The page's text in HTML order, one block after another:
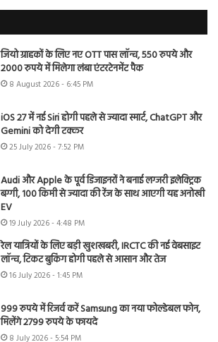
जियो ग्राहकों के लिए नए OTT पास लॉन्च, 550 रुपये और
2000 रुपये में मिलेगा लंबा एंटरटेनमेंट पैक
8 August 2026 - 6:45 PM
iOS 27 में नई Siri होगी पहले से ज्यादा स्मार्ट, ChatGPT और
Gemini को देगी टक्कर
25 July 2026 - 7:52 PM
Audi और Apple के पूर्व डिजाइनरों ने बनाई लग्जरी इलेक्ट्रिक
बग्गी, 100 किमी से ज्यादा की रेंज के साथ आएगी यह अनोखी
EV
19 July 2026 - 4:48 PM
रेल यात्रियों के लिए बड़ी खुशखबरी, IRCTC की नई वेबसाइट
लॉन्च, टिकट बुकिंग होगी पहले से आसान और तेज
16 July 2026 - 1:45 PM
999 रुपये में रिजर्व करें Samsung का नया फोल्डेबल फोन,
मिलेंगे 2799 रुपये के फायदे
8 July 2026 - 5:54 PM